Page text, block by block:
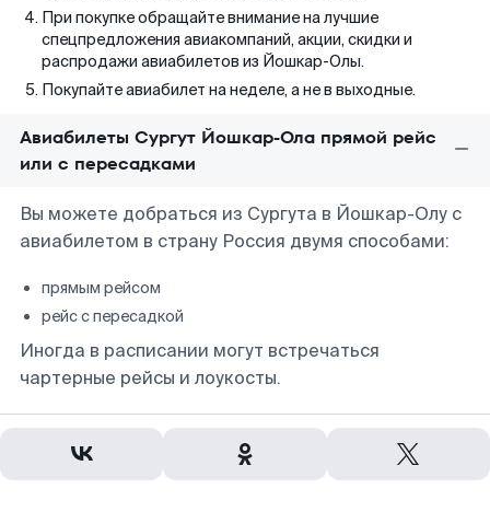
При покупке обращайте внимание на лучшие
спецпредложения авиакомпаний, акции, скидки и
распродажи авиабилетов из Йошкар-Олы.
Покупайте авиабилет на неделе, а не в выходные.
Авиабилеты Сургут Йошкар-Ола прямой рейс
или с пересадками
Вы можете добраться из Сургута в Йошкар-Олу с
авиабилетом в страну Россия двумя способами:
прямым рейсом
рейс с пересадкой
Иногда в расписании могут встречаться
чартерные рейсы и лоукосты.